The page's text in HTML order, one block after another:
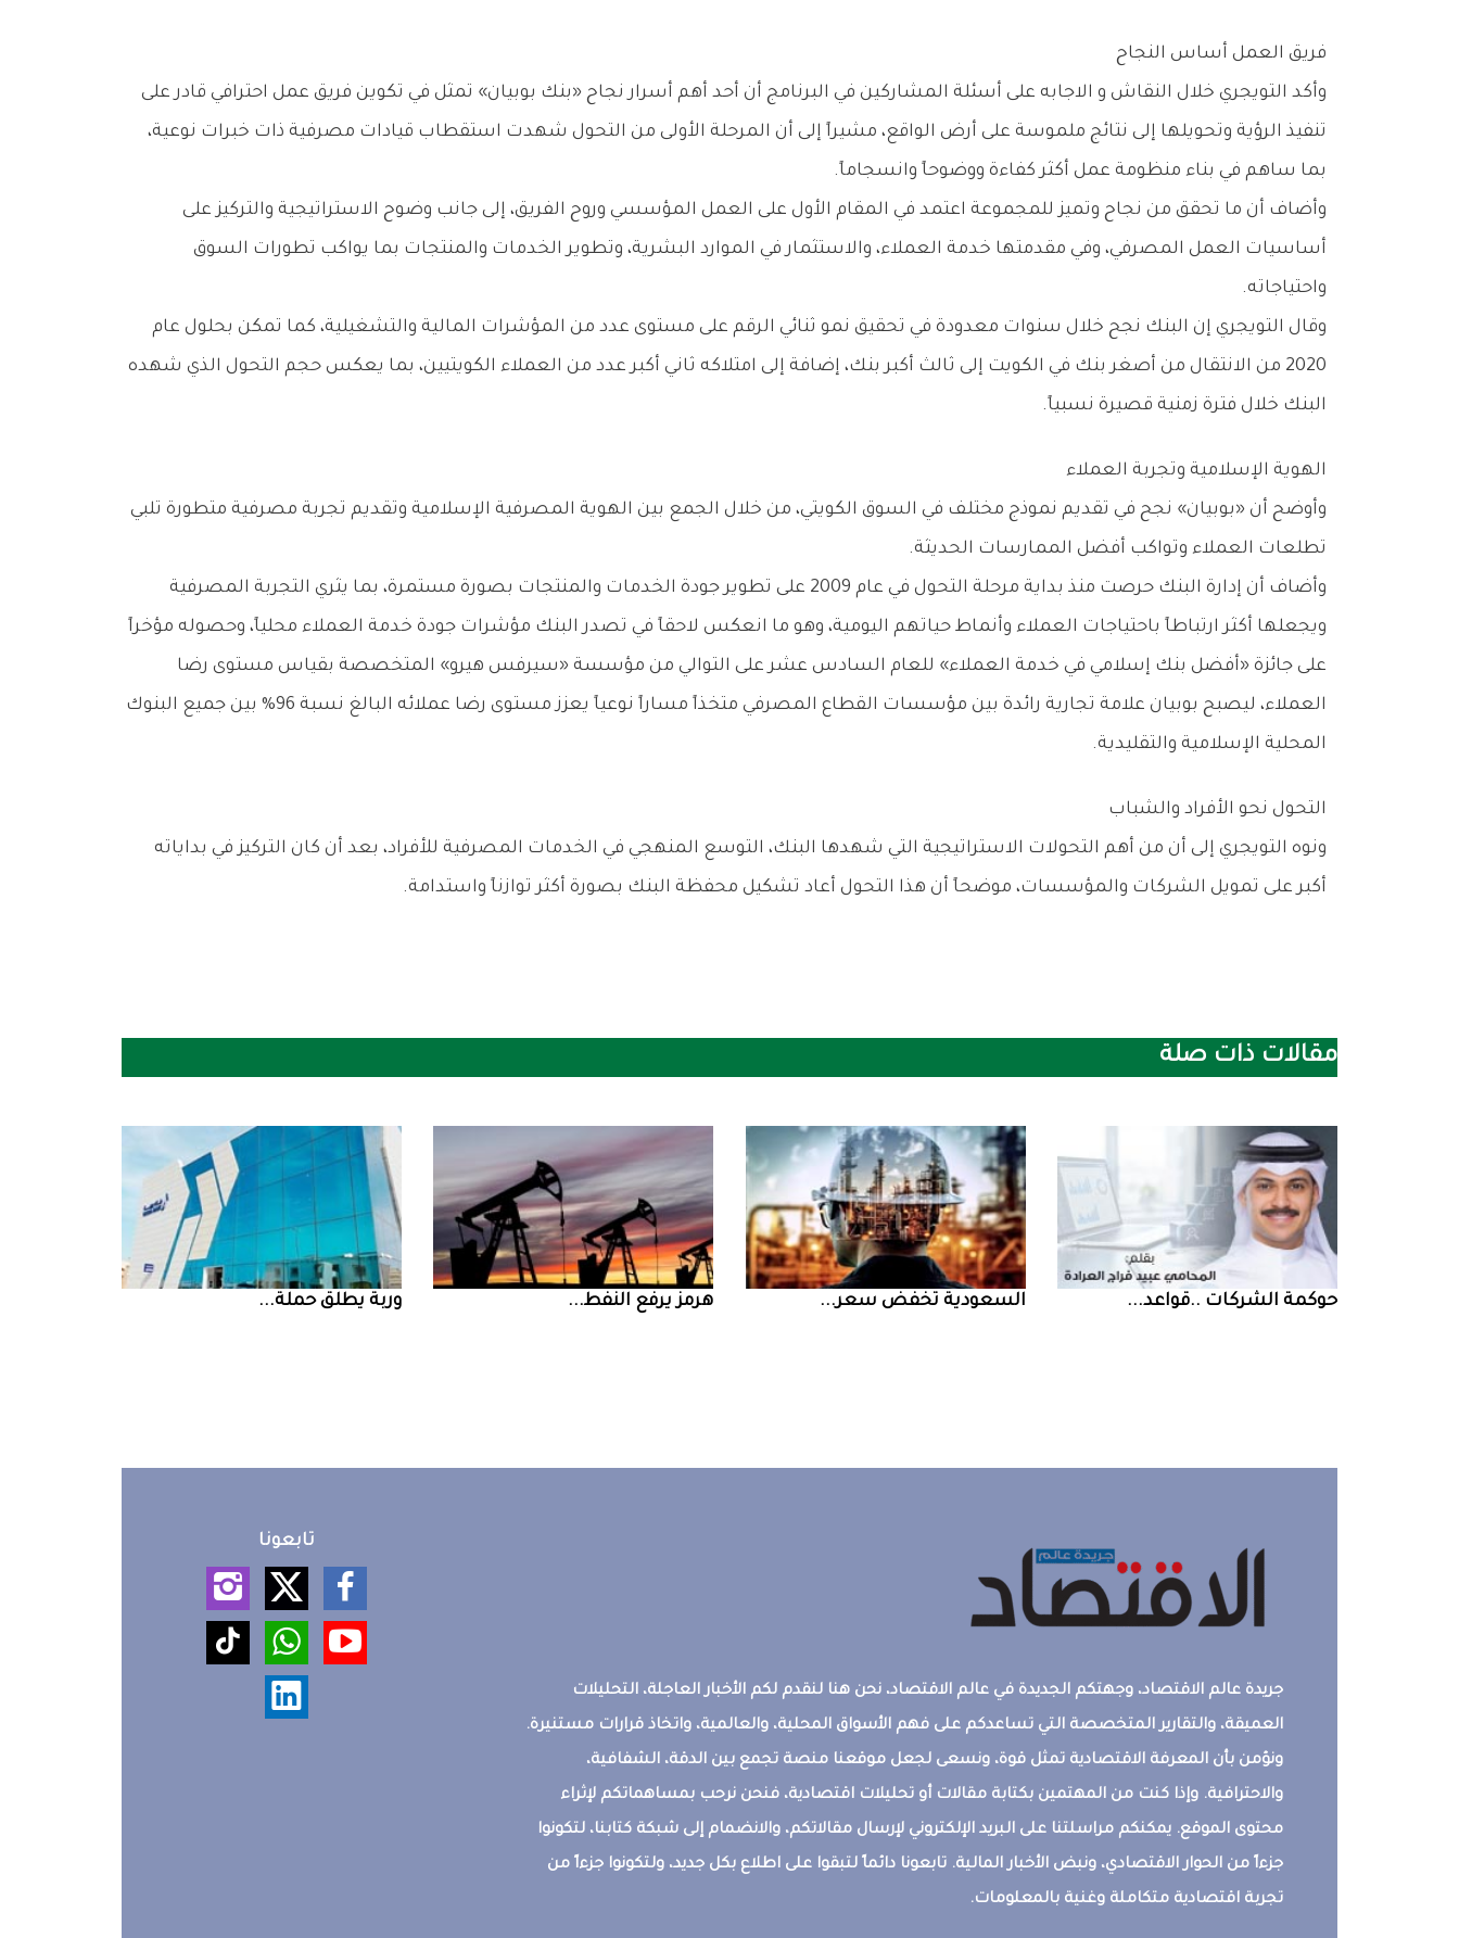
فريق العمل أساس النجاح
وأكد التويجري خلال النقاش و الاجابه على أسئلة المشاركين في البرنامج أن أحد أهم أسرار نجاح «بنك بوبيان» تمثل في تكوين فريق عمل احترافي قادر على
تنفيذ الرؤية وتحويلها إلى نتائج ملموسة على أرض الواقع، مشيراً إلى أن المرحلة الأولى من التحول شهدت استقطاب قيادات مصرفية ذات خبرات نوعية،
بما ساهم في بناء منظومة عمل أكثر كفاءة ووضوحاً وانسجاماً.
وأضاف أن ما تحقق من نجاح وتميز للمجموعة اعتمد في المقام الأول على العمل المؤسسي وروح الفريق، إلى جانب وضوح الاستراتيجية والتركيز على
أساسيات العمل المصرفي، وفي مقدمتها خدمة العملاء، والاستثمار في الموارد البشرية، وتطوير الخدمات والمنتجات بما يواكب تطورات السوق
واحتياجاته.
وقال التويجري إن البنك نجح خلال سنوات معدودة في تحقيق نمو ثنائي الرقم على مستوى عدد من المؤشرات المالية والتشغيلية، كما تمكن بحلول عام
2020 من الانتقال من أصغر بنك في الكويت إلى ثالث أكبر بنك، إضافة إلى امتلاكه ثاني أكبر عدد من العملاء الكويتيين، بما يعكس حجم التحول الذي شهده
البنك خلال فترة زمنية قصيرة نسبياً.
الهوية الإسلامية وتجربة العملاء
وأوضح أن «بوبيان» نجح في تقديم نموذج مختلف في السوق الكويتي، من خلال الجمع بين الهوية المصرفية الإسلامية وتقديم تجربة مصرفية متطورة تلبي
تطلعات العملاء وتواكب أفضل الممارسات الحديثة.
وأضاف أن إدارة البنك حرصت منذ بداية مرحلة التحول في عام 2009 على تطوير جودة الخدمات والمنتجات بصورة مستمرة، بما يثري التجربة المصرفية
ويجعلها أكثر ارتباطاً باحتياجات العملاء وأنماط حياتهم اليومية، وهو ما انعكس لاحقاً في تصدر البنك مؤشرات جودة خدمة العملاء محلياً، وحصوله مؤخراً
على جائزة «أفضل بنك إسلامي في خدمة العملاء» للعام السادس عشر على التوالي من مؤسسة «سيرفس هيرو» المتخصصة بقياس مستوى رضا
العملاء، ليصبح بوبيان علامة تجارية رائدة بين مؤسسات القطاع المصرفي متخذاً مساراً نوعياً يعزز مستوى رضا عملائه البالغ نسبة 96% بين جميع البنوك
المحلية الإسلامية والتقليدية.
التحول نحو الأفراد والشباب
ونوه التويجري إلى أن من أهم التحولات الاستراتيجية التي شهدها البنك، التوسع المنهجي في الخدمات المصرفية للأفراد، بعد أن كان التركيز في بداياته
أكبر على تمويل الشركات والمؤسسات، موضحاً أن هذا التحول أعاد تشكيل محفظة البنك بصورة أكثر توازناً واستدامة.
مقالات ذات صلة
حوكمة‭ ‬الشركات‭.. ‬قواعد‭ ... السعودية‭ ‬تخفض‭ ‬سعر‭ ... ‮‬هرمز‮‬‭ ‬يرفع‭ ‬النفط‭ ... ‮‬وربة‮‬‭ ‬يطلق‭ ‬حملة‭ ...
جريدة عالم الاقتصاد، وجهتكم الجديدة في عالم الاقتصاد، نحن هنا لنقدم لكم الأخبار العاجلة، التحليلات
العميقة، والتقارير المتخصصة التي تساعدكم على فهم الأسواق المحلية، والعالمية، واتخاذ قرارات مستنيرة.
ونؤمن بأن المعرفة الاقتصادية تمثل قوة، ونسعى لجعل موقعنا منصة تجمع بين الدقة، الشفافية،
والاحترافية. وإذا كنت من المهتمين بكتابة مقالات أو تحليلات اقتصادية، فنحن نرحب بمساهماتكم لإثراء
محتوى الموقع. يمكنكم مراسلتنا على البريد الإلكتروني لإرسال مقالاتكم، والانضمام إلى شبكة كتابنا، لتكونوا
جزءاً من الحوار الاقتصادي، ونبض الأخبار المالية. تابعونا دائماً لتبقوا على اطلاع بكل جديد، ولتكونوا جزءاً من
تجربة اقتصادية متكاملة وغنية بالمعلومات.
تابعونا